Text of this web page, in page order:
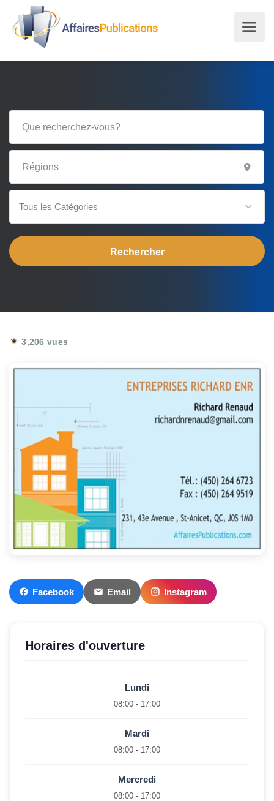
Tous les Catégories
3,206 vues
Facebook Email Instagram
Horaires d'ouverture
Lundi
08:00 - 17:00
Mardi
08:00 - 17:00
Mercredi
08:00 - 17:00